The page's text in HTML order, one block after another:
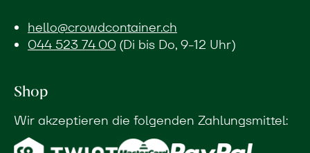
hello@crowdcontainer.ch
044 523 74 00(Di bis Do, 9-12 Uhr)
Shop
Wir akzeptieren die folgenden Zahlungsmittel: